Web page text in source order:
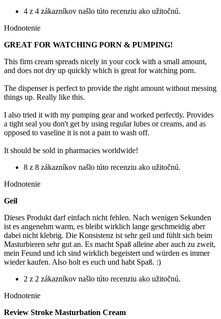
4 z 4 zákazníkov našlo túto recenziu ako užitočnú.
Hodnotenie
GREAT FOR WATCHING PORN & PUMPING!
This firm cream spreads nicely in your cock with a small amount,
and does not dry up quickly which is great for watching porn.
The dispenser is perfect to provide the right amount without messing
things up. Really like this.
I also tried it with my pumping gear and worked perfectly. Provides
a tight seal you don't get by using regular lubes or creams, and as
opposed to vaseline it is not a pain to wash off.
It should be sold in pharmacies worldwide!
8 z 8 zákazníkov našlo túto recenziu ako užitočnú.
Hodnotenie
Geil
Dieses Produkt darf einfach nicht fehlen. Nach wenigen Sekunden
ist es angenehm warm, es bleibt wirklich lange geschmeidig aber
dabei nicht klebrig. Die Konsistenz ist sehr geil und fühlt sich beim
Masturbieren sehr gut an. Es macht Spaß alleine aber auch zu zweit,
mein Feund und ich sind wirklich begeistert und würden es immer
wieder kaufen. Also holt es euch und habt Spaß. :)
2 z 2 zákazníkov našlo túto recenziu ako užitočnú.
Hodnotenie
Review Stroke Masturbation Cream